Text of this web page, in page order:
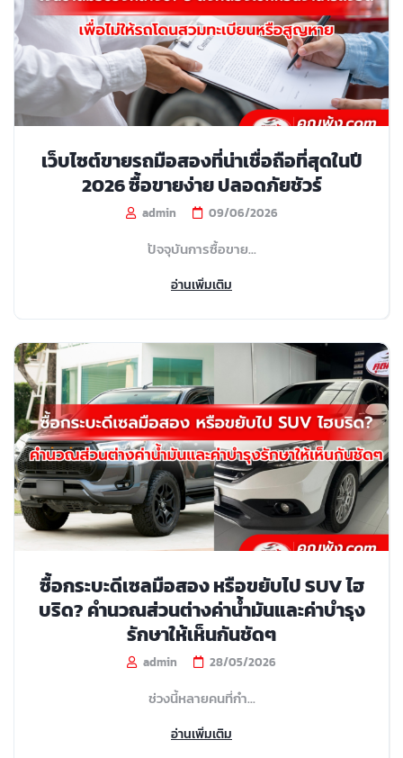
เว็บไซต์ขายรถมือสองที่น่าเชื่อถือที่สุดในปี
2026 ซื้อขายง่าย ปลอดภัยชัวร์
admin 09/06/2026
ปัจจุบันการซื้อขาย...
อ่านเพิ่มเติม
ซื้อกระบะดีเซลมือสอง หรือขยับไป SUV ไฮ
บริด? คำนวณส่วนต่างค่าน้ำมันและค่าบำรุง
รักษาให้เห็นกันชัดๆ
admin 28/05/2026
ช่วงนี้หลายคนที่กำ...
อ่านเพิ่มเติม